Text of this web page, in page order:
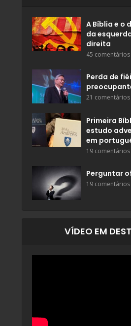
A Bíblia e o
da
direita
45 comentários
Perda de
21 comentários
Primeira
estudo
em
19 comentários
Perguntar
19 comentários
VÍDEO EM